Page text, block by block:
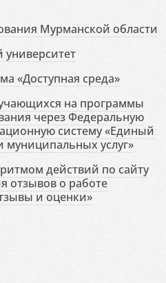
Мурманской области
«Доступная среда»
на программы
через Федеральную
систему «Единый
муниципальных услуг»
действий по сайту
отзывов о работе
и оценки»